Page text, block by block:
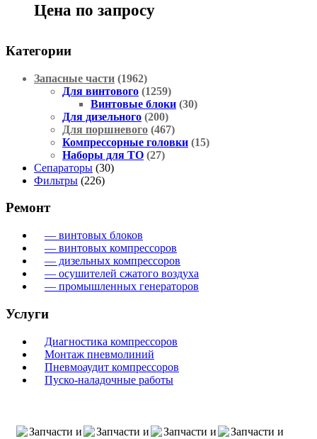
Цена по запросу
Категории
Запасные части (1962)
Для винтового (1259)
Винтовые блоки (30)
Для дизельного (200)
Для поршневого (467)
Компрессорные головки (15)
Наборы для ТО (27)
Сепараторы (30)
Фильтры (226)
Ремонт
— винтовых блоков
— винтовых компрессоров
— дизельных компрессоров
— осушителей сжатого воздуха
— промышленных генераторов
Услуги
Диагностика компрессоров
Монтаж пневмолиний
Пневмоаудит компрессоров
Пуско-наладочные работы